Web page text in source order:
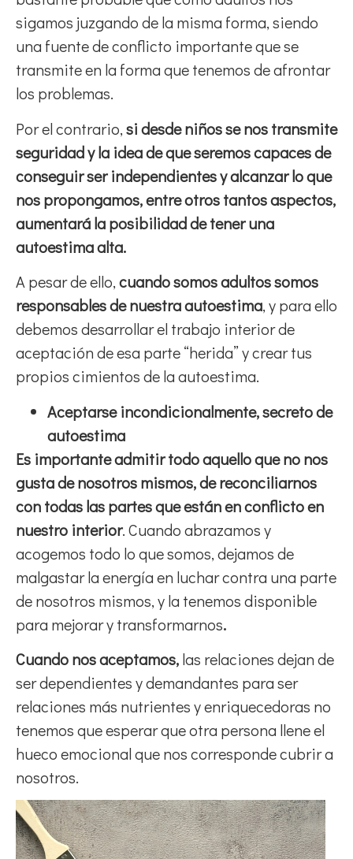
sigamos juzgando de la misma forma, siendo
una fuente de conflicto importante que se
transmite en la forma que tenemos de afrontar
los problemas.
Por el contrario,si desde niños se nos transmite
seguridad y la idea de que seremos capaces de
conseguir ser independientes y alcanzar lo que
nos propongamos, entre otros tantos aspectos,
aumentará la posibilidad de tener una
autoestima alta.
A pesar de ello,cuando somos adultos somos
responsables de nuestra autoestima, y para ello
debemos desarrollar el trabajo interior de
aceptación de esa parte “herida” y crear tus
propios cimientos de la autoestima.
Aceptarse incondicionalmente, secreto de
autoestima
Es importante admitir todo aquello que no nos
gusta de nosotros mismos, de reconciliarnos
con todas las partes que están en conflicto en
nuestro interior. Cuando abrazamos y
acogemos todo lo que somos, dejamos de
malgastar la energía en luchar contra una parte
de nosotros mismos, y la tenemos disponible
para mejorar y transformarnos.
Cuando nos aceptamos,las relaciones dejan de
ser dependientes y demandantes para ser
relaciones más nutrientes y enriquecedoras no
tenemos que esperar que otra persona llene el
hueco emocional que nos corresponde cubrir a
nosotros.